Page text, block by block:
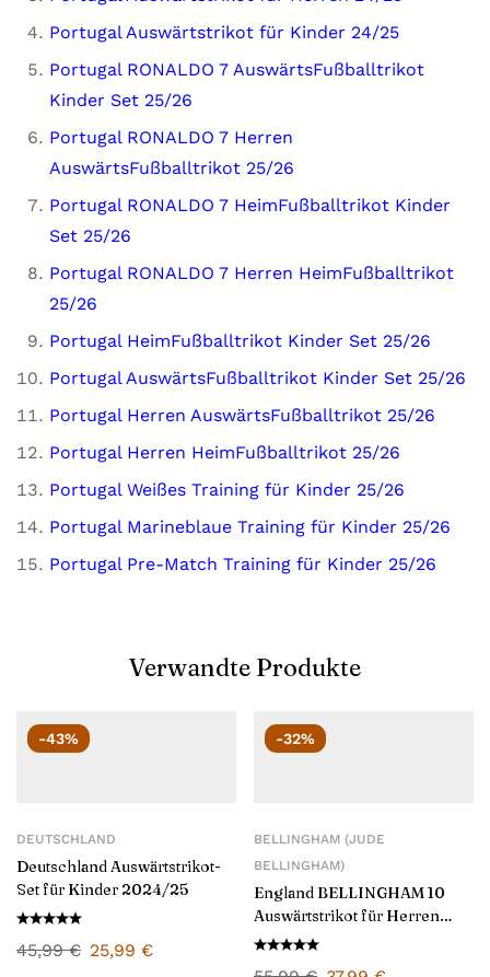
Portugal Auswärtstrikot für Kinder 24/25
Portugal RONALDO 7 AuswärtsFußballtrikot
Kinder Set 25/26
Portugal RONALDO 7 Herren
AuswärtsFußballtrikot 25/26
Portugal RONALDO 7 HeimFußballtrikot Kinder
Set 25/26
Portugal RONALDO 7 Herren HeimFußballtrikot
25/26
Portugal HeimFußballtrikot Kinder Set 25/26
Portugal AuswärtsFußballtrikot Kinder Set 25/26
Portugal Herren AuswärtsFußballtrikot 25/26
Portugal Herren HeimFußballtrikot 25/26
Portugal Weißes Training für Kinder 25/26
Portugal Marineblaue Training für Kinder 25/26
Portugal Pre-Match Training für Kinder 25/26
Verwandte Produkte
-43%
DEUTSCHLAND
Deutschland Auswärtstrikot-
Set für Kinder 2024/25
45,99€ 25,99 €
-32%
BELLINGHAM (JUDE
BELLINGHAM)
England BELLINGHAM 10
Auswärtstrikot für Herren
2024/25